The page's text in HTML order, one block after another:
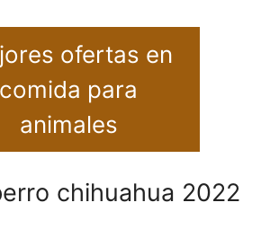
ofertas en
comida para
animales
chihuahua 2022